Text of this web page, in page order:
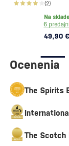
(2)
Na sklade
6
49,90 €
Ocenenia
The Spirits
The Scotch